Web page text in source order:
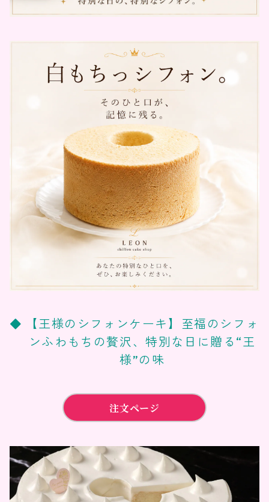
【王様のシフォンケーキ】至福のシフォ
ンふわもちの贅沢、特別な日に贈る“王
様”の味
注文ページ